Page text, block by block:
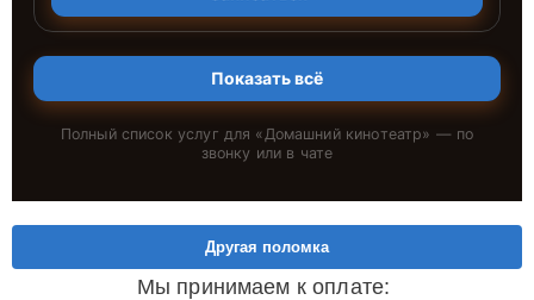
Показать всё
Полный список услуг для «Домашний кинотеатр» — по
звонку или в чате
Мы принимаем к оплате:
Другая поломка